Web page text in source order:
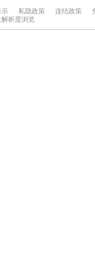
示 私隐政策 连结政策
析度浏览